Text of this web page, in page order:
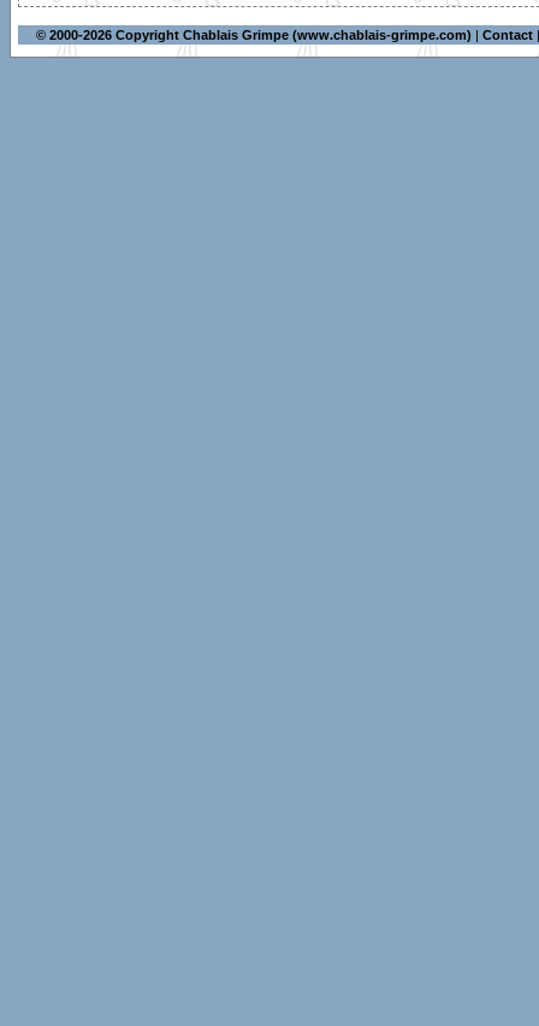
© 2000-2026 Copyright Chablais Grimpe (www.chablais-grimpe.com) | Contact